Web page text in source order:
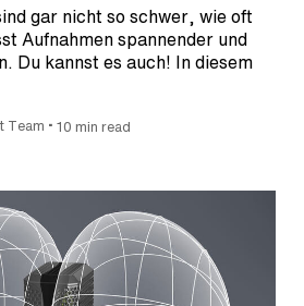
gar nicht so schwer, wie oft
Aufnahmen spannender und
Du kannst es auch! In diesem
Team • 10 min read